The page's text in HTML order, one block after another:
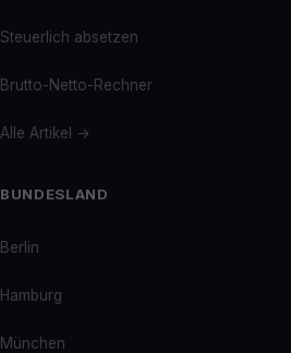
Steuerlich absetzen
Brutto-Netto-Rechner
Alle Artikel →
BUNDESLAND
Berlin
Hamburg
München